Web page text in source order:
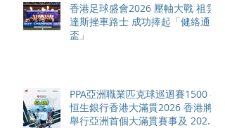
香港足球盛會2026 壓軸大戰 祖雲
達斯挫車路士 成功捧起「健絡通
盃」
PPA亞洲職業匹克球巡迴賽1500 -
恒生銀行香港大滿貫2026 香港將
舉行亞洲首個大滿貫賽事及 2026